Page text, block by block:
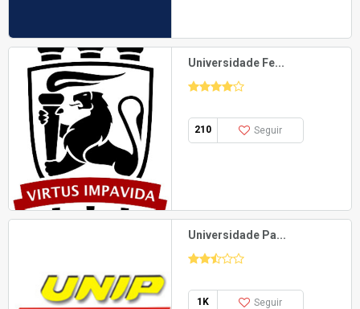
Universidade Fe...
210 Seguir
Universidade Pa...
1K Seguir